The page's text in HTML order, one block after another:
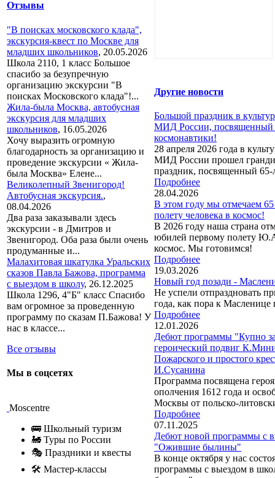
Отзывы
"В поисках московского клада",
экскурсия-квест по Москве для
младших школьников, 20.05.2026
Школа 2110, 1 класс Большое
спасибо за безупречную
организацию экскурсии "В
поисках Московского клада"!...
Жила-была Москва, автобусная
экскурсия для младших
школьников, 16.05.2026
Хочу выразить огромную
благодарность за организацию и
проведение экскурсии « Жила-
была Москва» Елене...
Великолепный Звенигород!
Автобусная экскурсия.,
08.04.2026
Два раза заказывали здесь
экскурсии - в Дмитров и
Звенигород. Оба раза были очень
продуманные и...
Малахитовая шкатулка Уральских
сказов Павла Бажова, программа
с выездом в школу, 26.12.2025
Школа 1296, 4"Б" класс Спасибо
вам огромное за проведенную
программу по сказам П.Бажова! У
нас в классе...
Все отзывы
Мы в соцсетях
Moscentre
🚌 Школьный туризм
🚂 Туры по России
🎭 Праздники и квесты
🛠 Мастер-классы
Другие новости
Большой праздник в
МИД России,
космонавтики!
28 апреля 2026 года в
МИД России прошел
праздник, посвященный 65-
Подробнее
28.04.2026
В этом году мы отмечаем
полету человека в космос!
В 2026 году наша страна
юбилей первому полету
космос. Мы готовимся!
Подробнее
19.03.2026
Новый год позади -
Не успели отпраздновать
года, как пора к Масленице
Подробнее
12.01.2026
Дебют программы "Купно
героический подвиг
Пожарского и простого
И.Сусанина
Программа посвящена
ополчения 1612 года и
Москвы от польско-
Подробнее
07.11.2025
Дебют новой программы с
"Ожившие былины"
В конце октября у нас
программы с выездом в